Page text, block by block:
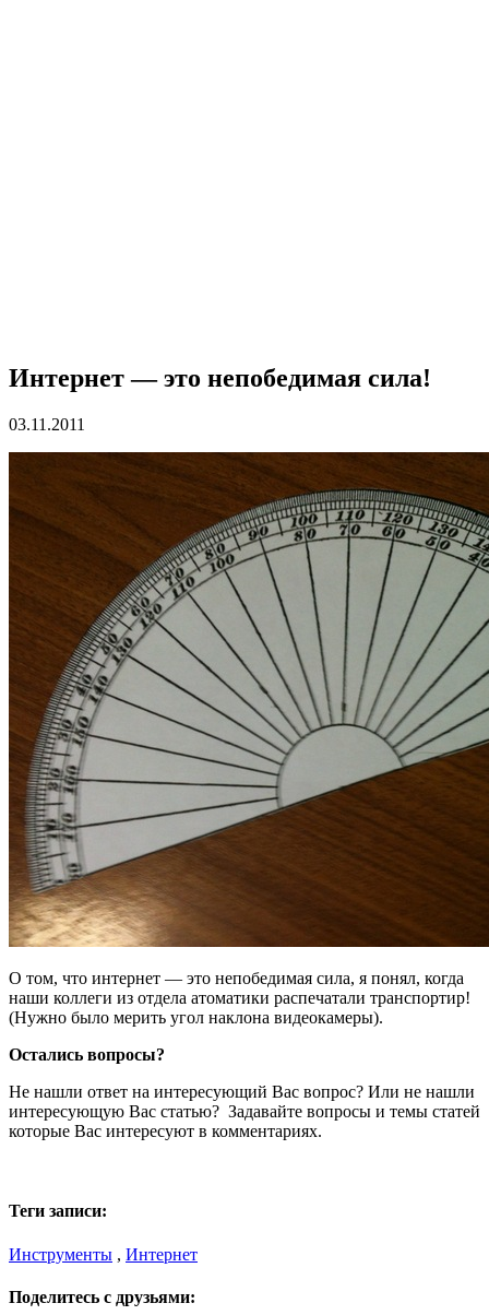
Интернет — это непобедимая сила!
03.11.2011
О том, что интернет — это непобедимая сила, я понял, когда
наши коллеги из отдела атоматики распечатали транспортир!
(Нужно было мерить угол наклона видеокамеры).
Остались вопросы?
Не нашли ответ на интересующий Вас вопрос? Или не нашли
интересующую Вас статью? Задавайте вопросы и темы статей
которые Вас интересуют в комментариях.
Теги записи:
Инструменты , Интернет
Поделитесь с друзьями: